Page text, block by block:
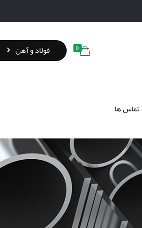
تماس ها
0 فولاد و آهن